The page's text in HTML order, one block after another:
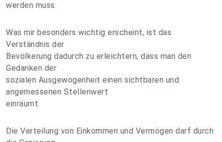
werden muss.
Was mir besonders wichtig erscheint, ist das
Verständnis der
Bevölkerung dadurch zu erleichtern, dass man den
Gedanken der
sozialen Ausgewogenheit einen sichtbaren und
angemessenen Stellenwert
einräumt.
Die Verteilung von Einkommen und Vermögen darf durch